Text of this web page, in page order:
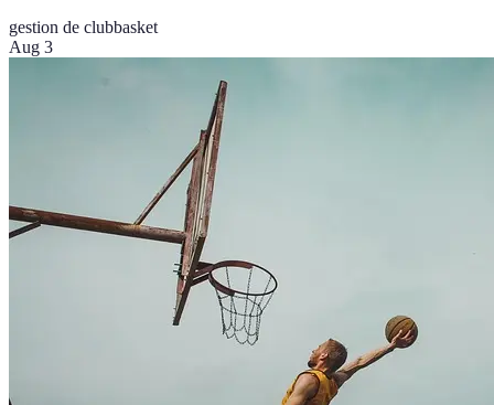
gestion de clubbasket
Aug 3